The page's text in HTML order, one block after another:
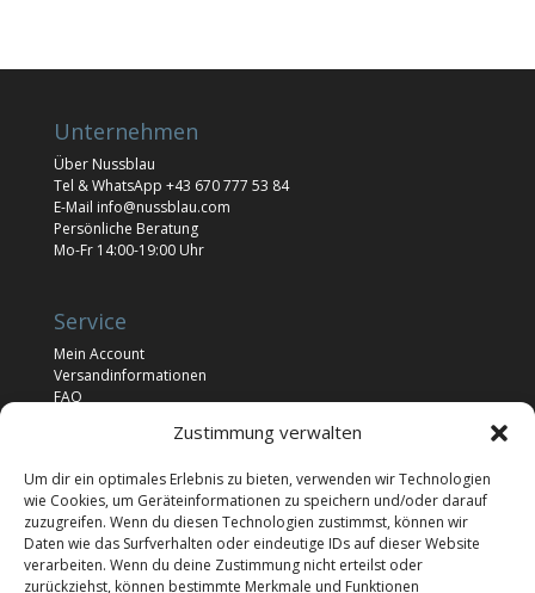
Zustimmung verwalten
Um dir ein optimales Erlebnis zu bieten, verwenden wir Technologien
wie Cookies, um Geräteinformationen zu speichern und/oder darauf
zuzugreifen. Wenn du diesen Technologien zustimmst, können wir
Daten wie das Surfverhalten oder eindeutige IDs auf dieser Website
verarbeiten. Wenn du deine Zustimmung nicht erteilst oder
zurückziehst, können bestimmte Merkmale und Funktionen
Unternehmen
Über Nussblau
Tel & WhatsApp +43 670 777 53 84
E-Mail info@nussblau.com
Persönliche Beratung
Mo-Fr 14:00-19:00 Uhr
Service
Mein Account
Versandinformationen
FAQ
Rechtliches
Allgemeine Geschäftsbedingungen
Widerrufsrecht
Cookie Richtlinie (EU)